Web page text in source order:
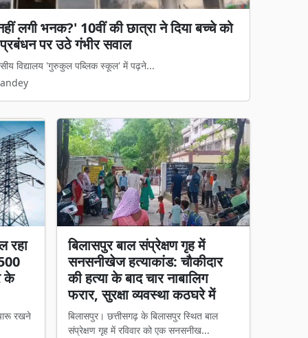
लगी भनक?' 10वीं की छात्रा ने दिया बच्चे को
पर उठे गंभीर सवाल
विद्यालय 'गुरुकुल पब्लिक स्कूल' में पढ़ने...
रहा
के
रखने
बिलासपुर बाल संप्रेक्षण गृह में
सनसनीखेज हत्याकांड: चौकीदार
की हत्या के बाद चार नाबालिग
फरार, सुरक्षा व्यवस्था कठघरे में
बिलासपुर। छत्तीसगढ़ के बिलासपुर स्थित बाल
संप्रेक्षण गृह में रविवार को एक सनसनीख...